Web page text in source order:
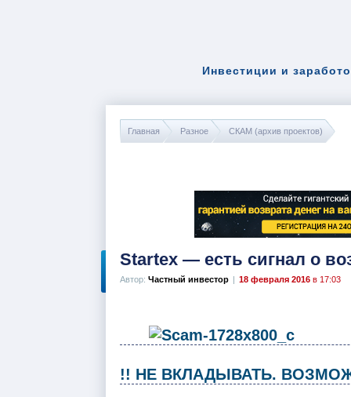
Инвестиции и
Главная Разное СКАМ (архив проектов)
Startex — есть сигнал о
Автор: Частный инвестор | 18 февраля 2016 в 17:03
!! НЕ ВКЛАДЫВАТЬ.